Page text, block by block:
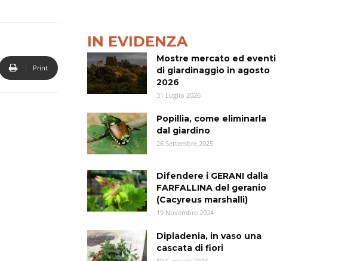
Print
IN EVIDENZA
Mostre mercato ed eventi
di giardinaggio in agosto
2026
31 Luglio 2026
Popillia, come eliminarla
dal giardino
26 Settembre 2025
Difendere i GERANI dalla
FARFALLINA del geranio
(Cacyreus marshalli)
19 Novembre 2024
Dipladenia, in vaso una
cascata di fiori